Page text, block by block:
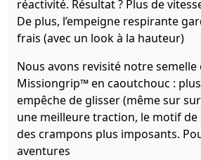
réactivité. Résultat ? Plus de
De plus, l’empeigne respirante
frais (avec un look à la hauteur)
Nous avons revisité notre
Missiongrip™ en caoutchouc :
empêche de glisser (même sur
une meilleure traction, le motif de
des crampons plus imposants.
aventures